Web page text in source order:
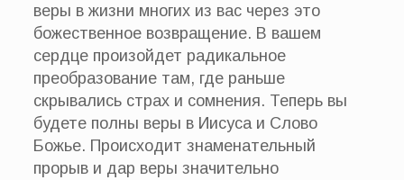
веры в жизни многих из вас через это
божественное возвращение. В вашем
сердце произойдет радикальное
преобразование там, где раньше
скрывались страх и сомнения. Теперь вы
будете полны веры в Иисуса и Слово
Божье. Происходит знаменательный
прорыв и дар веры значительно